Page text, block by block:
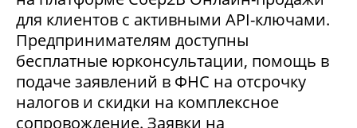
для клиентов с активными API-ключами.
Предпринимателям доступны
бесплатные юрконсультации, помощь в
подаче заявлений в ФНС на отсрочку
налогов и скидки на комплексное
сопровождение. Заявки на